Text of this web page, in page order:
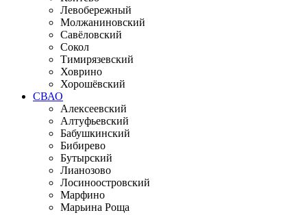
Левобережный
Молжаниновский
Савёловский
Сокол
Тимирязевский
Ховрино
Хорошёвский
СВАО
Алексеевский
Алтуфьевский
Бабушкинский
Бибирево
Бутырский
Лианозово
Лосиноостровский
Марфино
Марьина Роща